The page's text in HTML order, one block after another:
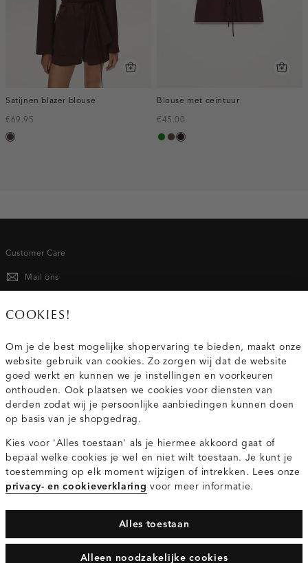
Satijnen blazer blouse
€69.95
koffie
Blouse met ceintuur
€45.00
groen
donkerbruin
bordeaux,
Customer Care
Mail ons
Service
Wij zijn Costes
Topcategorieën voor jou
Privacy- en cookieverklaringAlgemene Voorwaarden
COOKIES!
Om je de best mogelijke shopervaring te bieden, maakt onze
website gebruik van cookies. Zo zorgen wij dat de website
goed werkt en kunnen we je instellingen en voorkeuren
onthouden. Ook plaatsen we cookies voor diensten van
derden zodat wij je persoonlijke aanbiedingen kunnen doen
op basis van je shopgedrag.
Kies voor 'Alles toestaan' als je hiermee akkoord gaat of
bepaal welke cookies je wel en niet wilt toestaan. Je kunt je
toestemming op elk moment wijzigen of intrekken. Lees onze
privacy- en cookieverklaring voor meer informatie.
Alles toestaan
Alleen noodzakelijke cookies